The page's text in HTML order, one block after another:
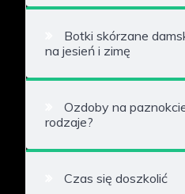
Botki skórzane
na jesień i zimę
Ozdoby na
rodzaje?
Czas się doszkolić